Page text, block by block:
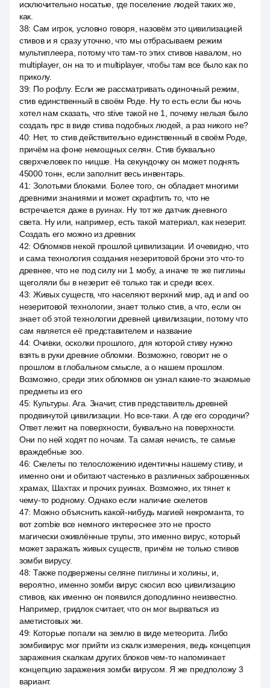
исключительно носатые, где поселение людей таких же,
как.
38: Сам игрок, условно говоря, назовём это цивилизацией
стивов и я сразу уточню, что мы отбрасываем режим
мультиплеера, потому что там-то этих стивов навалом, но
multiplayer, он на то и multiplayer, чтобы там все было как по
приколу.
39: По рофлу. Если же рассматривать одиночный режим,
стив единственный в своём Роде. Ну то есть если бы ночь
хотел нам сказать, что stive такой не 1, почему нельзя было
создать npc в виде стива подобных людей, а раз никого не?
40: Нет, то стив действительно единственный в своём Роде,
причём на фоне немощных селян. Стив буквально
сверхчеловек по ницше. На секундочку он может поднять
45000 тонн, если заполнит весь инвентарь.
41: Золотыми блоками. Более того, он обладает многими
древними знаниями и может скрафтить то, что не
встречается даже в руинах. Ну тот же датчик дневного
света. Ну или, например, есть такой материал, как незерит.
Создать его можно из древних
42: Обломков некой прошлой цивилизации. И очевидно, что
и сама технология создания незеритовой брони это что-то
древнее, что не под силу ни 1 мобу, а иначе те же пиглины
щеголяли бы в незерит её только так и среди всех.
43: Живых существ, что населяют верхний мир, ад и and оо
незеритовой технологии, знает только стив, а что, если он
знает об этой технологии древней цивилизации, потому что
сам является её представителем и название
44: Очивки, осколки прошлого, для которой стиву нужно
взять в руки древние обломки. Возможно, говорит не о
прошлом в глобальном смысле, а о нашем прошлом.
Возможно, среди этих обломков он узнал какие-то знакомые
предметы из его
45: Культуры. Ага. Значит, стив представитель древней
продвинутой цивилизации. Но все-таки. А где его сородичи?
Ответ лежит на поверхности, буквально на поверхности.
Они по ней ходят по ночам. Та самая нечисть, те самые
враждебные зоо.
46: Скелеты по телосложению идентичны нашему стиву, и
именно они и обитают частенько в различных заброшенных
храмах, Шахтах и прочих руинах. Возможно, их тянет к
чему-то родному. Однако если наличие скелетов
47: Можно объяснить какой-нибудь магией некроманта, то
вот zombie все немного интереснее это не просто
магически оживлённые трупы, это именно вирус, который
может заражать живых существ, причём не только стивов
зомби вирусу.
48: Также подвержены селяне пиглины и холины, и,
вероятно, именно зомби вирус скосил всю цивилизацию
стивов, как именно он появился доподлинно неизвестно.
Например, гридлок считает, что он мог вырваться из
аметистовых жи.
49: Которые попали на землю в виде метеорита. Либо
зомбивирус мог прийти из скалк измерения, ведь концепция
заражения скалкам других блоков чем-то напоминает
концепцию заражения зомби вирусом. Я же предположу 3
вариант.